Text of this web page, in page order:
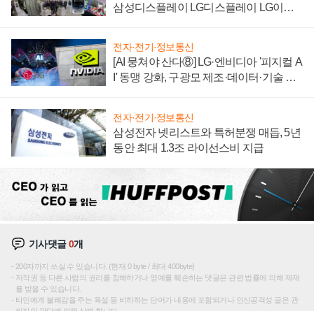
삼성디스플레이 LG디스플레이 LG이노
전자·전기·정보통신
[AI 뭉쳐야 산다⑧] LG·엔비디아 '피지컬 A
I' 동맹 강화, 구광모 제조·데이터·기술 결
전자·전기·정보통신
삼성전자 넷리스트와 특허분쟁 매듭, 5년
동안 최대 1.3조 라이선스비 지급
기사댓글0개
200자까지 쓰실 수 있습니다. (현재 0 byte / 최대 400byte)
저작권 등 다른 사람의 권리를 침해하거나 명예를 훼손하는 댓글은 관련 법률에 의해 제재
를 받을 수 있습니다.
타인에게 불쾌감을 주는 욕설 등 비하하는 단어가 내용에 포함되거나 인신공격성 글은 관